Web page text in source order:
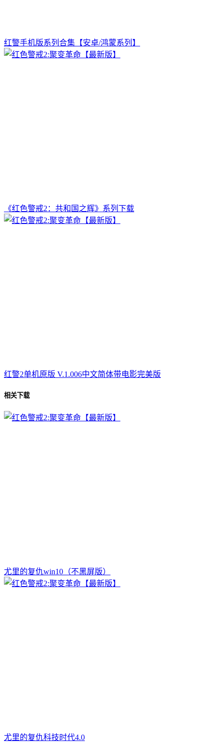
红警手机版系列合集【安卓/鸿蒙系列】
《红色警戒2：共和国之辉》系列下载
红警2单机原版 V.1.006中文简体带电影完美版
相关下载
尤里的复仇win10（不黑屏版）
尤里的复仇科技时代4.0